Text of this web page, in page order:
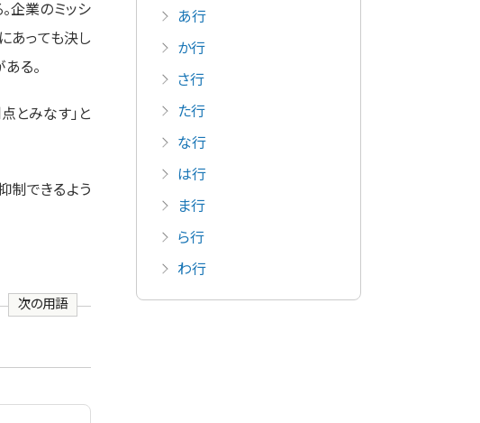
企業のミッシ
あっても決し
る。
とみなす」と
制できるよう
次の用語
あ行
か行
さ行
た行
な行
は行
ま行
ら行
わ行